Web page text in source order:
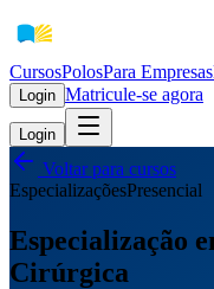
CursosPolosPara Empresas
Login Matricule-se agora
Login
Voltar para cursos
EspecializaçõesPresencial
Especialização
Cirúrgica